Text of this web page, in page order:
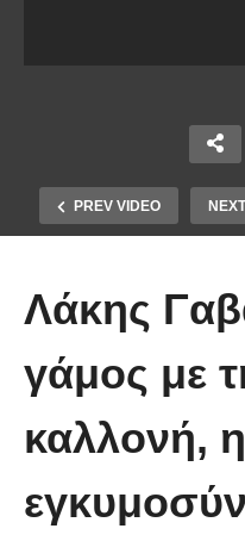
PREV VIDEO
πρώτη στιγμή
νοηματική με
Λάκης
γάμος με
καλλονή,